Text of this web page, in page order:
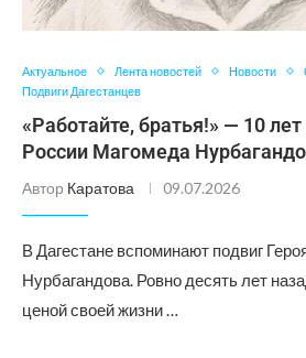
Актуальное Лента новостей Новости
Подвиги Дагестанцев
«Работайте, братья!» — 10
России Магомеда
Автор Каратова 09.07.2026
В Дагестане вспоминают подвиг
Нурбагандова. Ровно десять лет
ценой своей жизни …